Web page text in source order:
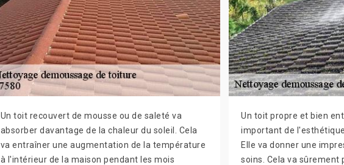
Un toit recouvert de mousse ou de saleté va
absorber davantage de la chaleur du soleil. Cela
va entraîner une augmentation de la température
à l'intérieur de la maison pendant les mois
Un toit propre et bien
important de
Elle va donner une
soins. Cela va sûrement